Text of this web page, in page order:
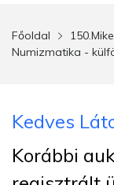
Főoldal
Numizmatika -
Kedves
Korábbi